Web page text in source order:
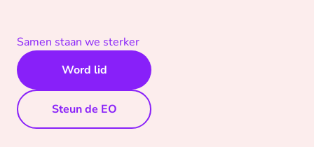
Samen staan we sterker
Word lid
Steun de EO